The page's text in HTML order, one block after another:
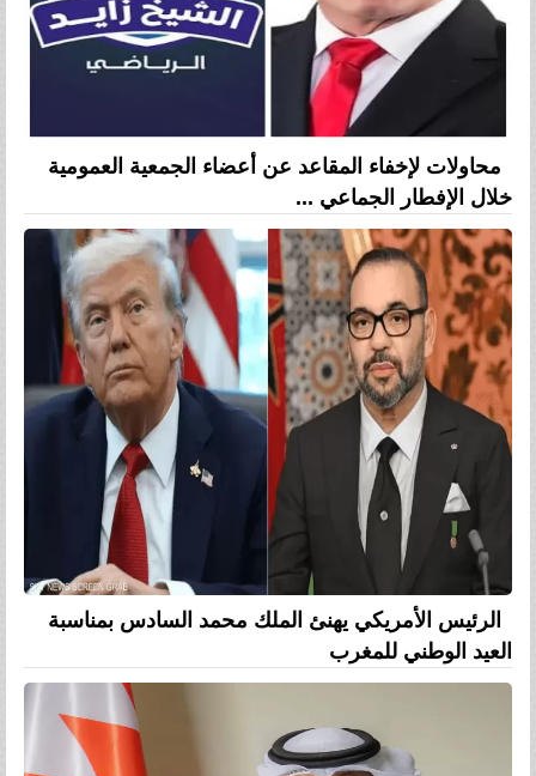
محاولات لإخفاء المقاعد عن أعضاء الجمعية العمومية
خلال الإفطار الجماعي ...
الرئيس الأمريكي يهنئ الملك محمد السادس بمناسبة
العيد الوطني للمغرب